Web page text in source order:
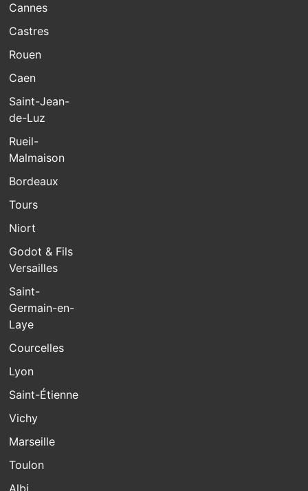
Cannes
Castres
Rouen
Caen
Saint-Jean-
de-Luz
Rueil-
Malmaison
Bordeaux
Tours
Niort
Godot & Fils
Versailles
Saint-
Germain-en-
Laye
Courcelles
Lyon
Saint-Étienne
Vichy
Marseille
Toulon